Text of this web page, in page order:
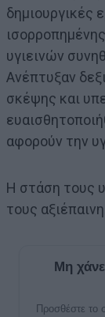
δημιουργικές
υγιεινών
Ανέπτυξαν
σκέψης και
αφορούν την
Η στάση τους
τους
Μη
Προσθέστε το